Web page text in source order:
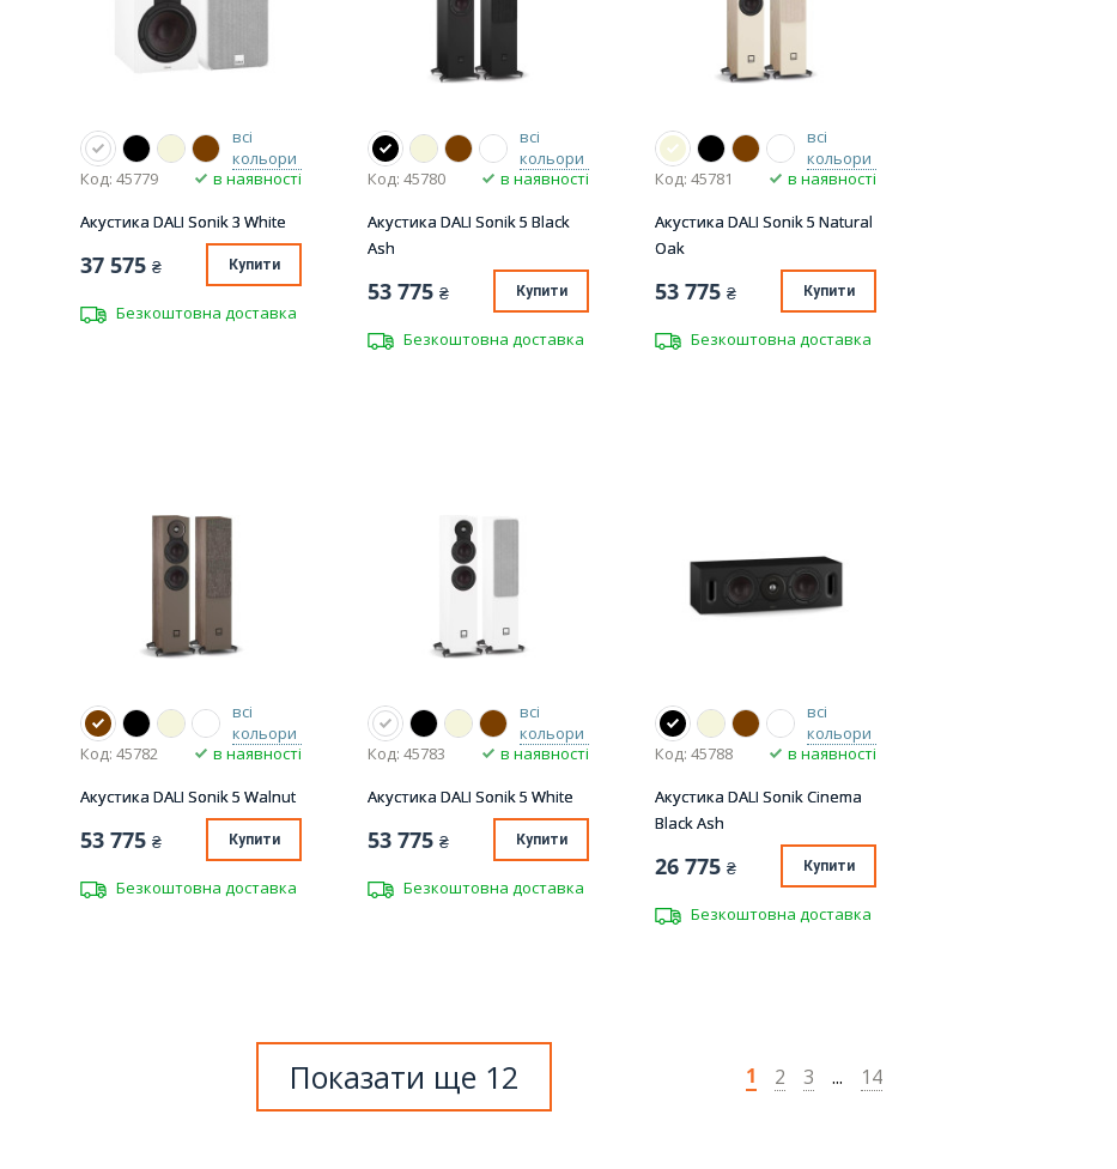
всі
кольори
Код: 45779
в наявності
Акустика DALI Sonik 3 White
37 575 ₴ Купити
Безкоштовна доставка
всі
кольори
Код: 45780
в наявності
Акустика DALI Sonik 5 Black
Ash
53 775 ₴ Купити
Безкоштовна доставка
всі
кольори
Код: 45781
в наявності
Акустика DALI Sonik 5 Natural
Oak
53 775 ₴ Купити
Безкоштовна доставка
всі
кольори
Код: 45782
в наявності
Акустика DALI Sonik 5 Walnut
53 775 ₴ Купити
Безкоштовна доставка
всі
кольори
Код: 45783
в наявності
Акустика DALI Sonik 5 White
53 775 ₴ Купити
Безкоштовна доставка
всі
кольори
Код: 45788
в наявності
Акустика DALI Sonik Cinema
Black Ash
26 775 ₴ Купити
Безкоштовна доставка
Показати ще 12 1 2 3 ... 14